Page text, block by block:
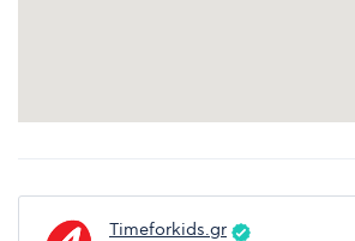
Timeforkids.gr